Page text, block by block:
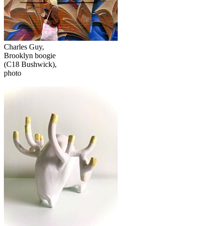
Charles Guy,
Brooklyn boogie
(C18 Bushwick),
photo